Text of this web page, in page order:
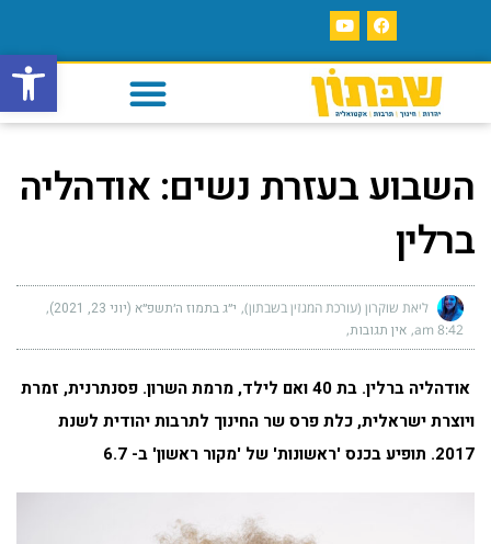
פתח
השבוע בעזרת נשים: אודהליה
ברלין
ליאת שוקרון (עורכת המגזין בשבתון) י״ג בתמוז ה׳תשפ״א (יוני 23, 2021)
8:42 am אין תגובות
אודהליה ברלין. בת 40 ואם לילד, מרמת השרון. פסנתרנית, זמרת
ויוצרת ישראלית, כלת פרס שר החינוך לתרבות יהודית לשנת
2017. תופיע בכנס 'ראשונות' של 'מקור ראשון' ב- 6.7